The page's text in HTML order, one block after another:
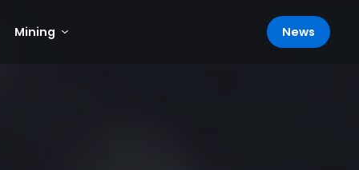
Mining News